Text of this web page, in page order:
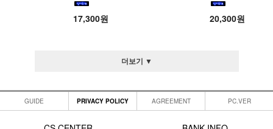
17,300원 20,300원
더보기 ▼
GUIDE PRIVACY POLICY AGREEMENT PC.VER